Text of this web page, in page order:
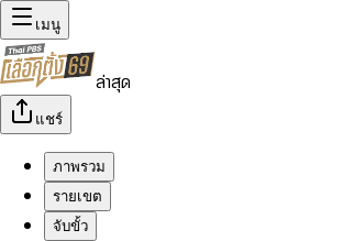
เมนู
ล่าสุด
แชร์
ภาพรวม
รายเขต
จับขั้ว